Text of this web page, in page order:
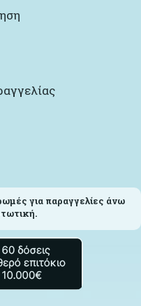
για παραγγελίες άνω